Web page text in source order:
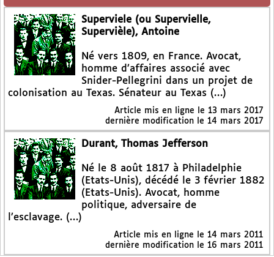
Superviele (ou Supervielle,
Supervièle), Antoine
Né vers 1809, en France. Avocat,
homme d’affaires associé avec
Snider-Pellegrini dans un projet de
colonisation au Texas. Sénateur au Texas (…)
Article mis en ligne le 13 mars 2017
dernière modification le 14 mars 2017
Durant, Thomas Jefferson
Né le 8 août 1817 à Philadelphie
(Etats-Unis), décédé le 3 février 1882
(Etats-Unis). Avocat, homme
politique, adversaire de
l’esclavage. (…)
Article mis en ligne le 14 mars 2011
dernière modification le 16 mars 2011